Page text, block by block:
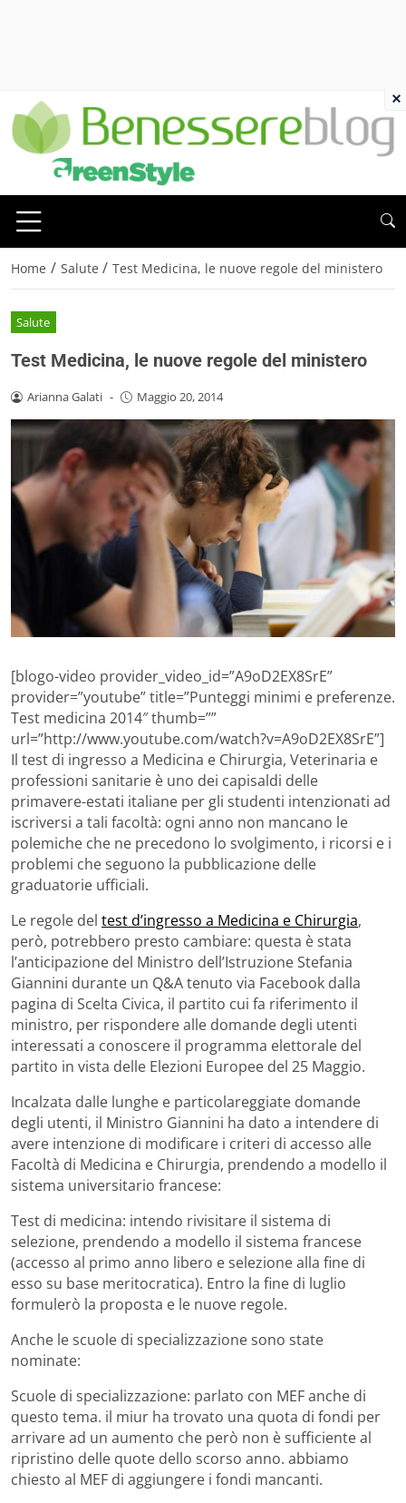
Home / Salute / Test Medicina, le nuove regole del ministero
Salute
Test Medicina, le nuove regole del ministero
Arianna Galati - Maggio 20, 2014
[blogo-video provider_video_id=”A9oD2EX8SrE”
provider=”youtube” title=”Punteggi minimi e preferenze.
Test medicina 2014″ thumb=””
url=”http://www.youtube.com/watch?v=A9oD2EX8SrE”]
Il test di ingresso a Medicina e Chirurgia, Veterinaria e
professioni sanitarie è uno dei capisaldi delle
primavere-estati italiane per gli studenti intenzionati ad
iscriversi a tali facoltà: ogni anno non mancano le
polemiche che ne precedono lo svolgimento, i ricorsi e i
problemi che seguono la pubblicazione delle
graduatorie ufficiali.
Le regole del test d’ingresso a Medicina e Chirurgia,
però, potrebbero presto cambiare: questa è stata
l’anticipazione del Ministro dell’Istruzione Stefania
Giannini durante un Q&A tenuto via Facebook dalla
pagina di Scelta Civica, il partito cui fa riferimento il
ministro, per rispondere alle domande degli utenti
interessati a conoscere il programma elettorale del
partito in vista delle Elezioni Europee del 25 Maggio.
Incalzata dalle lunghe e particolareggiate domande
degli utenti, il Ministro Giannini ha dato a intendere di
avere intenzione di modificare i criteri di accesso alle
Facoltà di Medicina e Chirurgia, prendendo a modello il
sistema universitario francese:
Test di medicina: intendo rivisitare il sistema di
selezione, prendendo a modello il sistema francese
(accesso al primo anno libero e selezione alla fine di
esso su base meritocratica). Entro la fine di luglio
formulerò la proposta e le nuove regole.
Anche le scuole di specializzazione sono state
nominate:
Scuole di specializzazione: parlato con MEF anche di
questo tema. il miur ha trovato una quota di fondi per
arrivare ad un aumento che però non è sufficiente al
ripristino delle quote dello scorso anno. abbiamo
chiesto al MEF di aggiungere i fondi mancanti.
×